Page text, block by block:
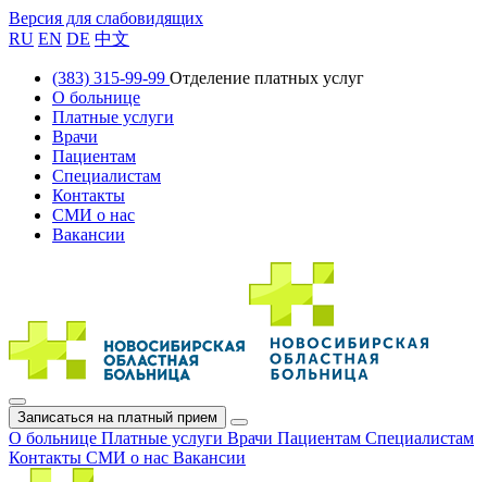
Версия для слабовидящих
RU EN DE 中文
(383) 315-99-99 Отделение платных услуг
О больнице
Платные услуги
Врачи
Пациентам
Специалистам
Контакты
СМИ о нас
Вакансии
Записаться на платный прием
О больнице Платные услуги Врачи Пациентам Специалистам
Контакты СМИ о нас Вакансии